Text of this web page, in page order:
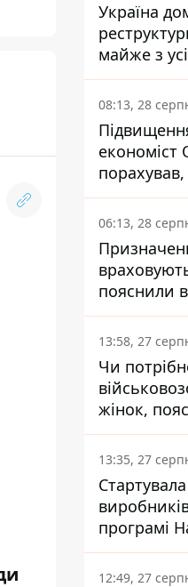
Україна
майже з
означає
08:13, 28
економіст
порахував,
заплатить
06:13, 28
пояснили
фонді
13:58, 27
Чи
жінок,
13:35, 27
програмі
кешбек:
через
12:49, 27